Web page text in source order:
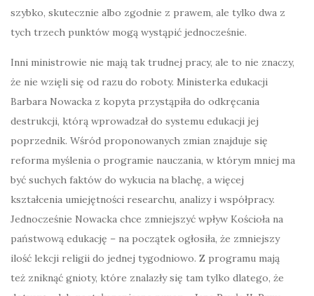
szybko, skutecznie albo zgodnie z prawem, ale tylko dwa z
tych trzech punktów mogą wystąpić jednocześnie.
Inni ministrowie nie mają tak trudnej pracy, ale to nie znaczy,
że nie wzięli się od razu do roboty. Ministerka edukacji
Barbara Nowacka z kopyta przystąpiła do odkręcania
destrukcji, którą wprowadzał do systemu edukacji jej
poprzednik. Wśród proponowanych zmian znajduje się
reforma myślenia o programie nauczania, w którym mniej ma
być suchych faktów do wykucia na blachę, a więcej
kształcenia umiejętności researchu, analizy i współpracy.
Jednocześnie Nowacka chce zmniejszyć wpływ Kościoła na
państwową edukację – na początek ogłosiła, że zmniejszy
ilość lekcji religii do jednej tygodniowo. Z programu mają
też zniknąć gnioty, które znalazły się tam tylko dlatego, że